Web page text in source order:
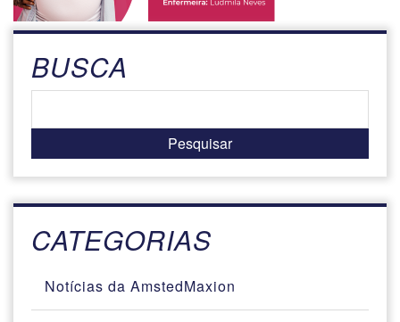
BUSCA
CATEGORIAS
Notícias da AmstedMaxion